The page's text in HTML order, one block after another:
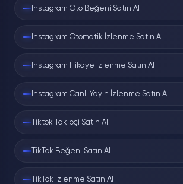
Instagram Oto Beğeni Satın Al
Instagram Otomatik İzlenme Satın Al
Instagram Hikaye İzlenme Satın Al
Instagram Canlı Yayın İzlenme Satın Al
Tiktok Takipçi Satın Al
TikTok Beğeni Satın Al
TikTok İzlenme Satın Al